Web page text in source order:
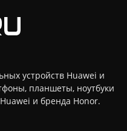
устройств Huawei и
планшеты, ноутбуки
и бренда Honor.